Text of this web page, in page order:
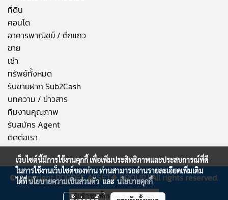
ที่ดิน
คอนโด
อาคารพาณิชย์ / ตึกแถว
ขาย
เช่า
ทรัพย์ทั้งหมด
รับขายฝาก Sub2Cash
บทความ / ข่าวสาร
ทีมงานคุณภาพ
รับสมัคร Agent
ติดต่อเรา
© CopyrightPORDEE ASSET❖GROUP | All rights reserved.
ผู้เข้าชมวันนี้ 1,370
เว็บไซต์นี้มีการใช้งานคุกกี้ เพื่อเพิ่มประสิทธิภาพและประสบการณ์ที่ดี
ในการใช้งานเว็บไซต์ของท่าน ท่านสามารถอ่านรายละเอียดเพิ่มเติม
ได้ที่นโยบายความเป็นส่วนตัวและนโยบายคุกกี้